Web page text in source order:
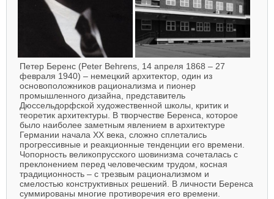
Петер Беренс (Peter Behrens, 14 апреля 1868 – 27
февраля 1940) – немецкий архитектор, один из
основоположников рационализма и пионер
промышленного дизайна, представитель
Дюссельдорфской художественной школы, критик и
теоретик архитектуры. В творчестве Беренса, которое
было наиболее заметным явлением в архитектуре
Германии начала XX века, сложно сплетались
прогрессивные и реакционные тенденции его времени.
Чопорность великопрусского шовинизма сочеталась с
преклонением перед человеческим трудом, косная
традиционность – с трезвым рационализмом и
смелостью конструктивных решений. В личности Беренса
суммированы многие противоречия его времени.